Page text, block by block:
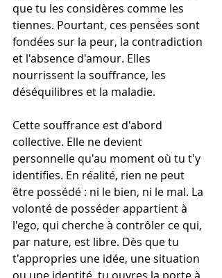
que tu les considères comme les
tiennes. Pourtant, ces pensées sont
fondées sur la peur, la contradiction
et l'absence d'amour. Elles
nourrissent la souffrance, les
déséquilibres et la maladie.
Cette souffrance est d'abord
collective. Elle ne devient
personnelle qu'au moment où tu t'y
identifies. En réalité, rien ne peut
être possédé : ni le bien, ni le mal. La
volonté de posséder appartient à
l'ego, qui cherche à contrôler ce qui,
par nature, est libre. Dès que tu
t'appropries une idée, une situation